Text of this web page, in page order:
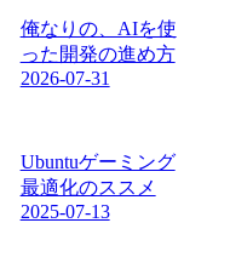
俺なりの、AIを使
った開発の進め方
2026-07-31
Ubuntuゲーミング
最適化のススメ
2025-07-13